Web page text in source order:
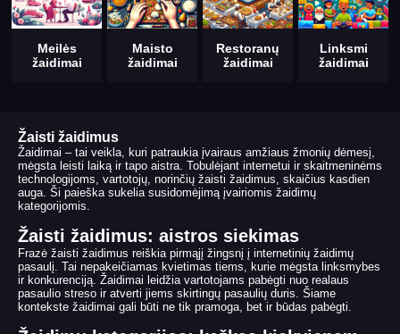
Meilės
žaidimai
Maisto
žaidimai
Restoranų
žaidimai
Linksmi
žaidimai
Žaisti žaidimus
Žaidimai – tai veikla, kuri patraukia įvairaus amžiaus žmonių dėmesį,
mėgsta leisti laiką ir tapo aistra. Tobulėjant internetui ir skaitmeninėms
technologijoms, vartotojų, norinčių žaisti žaidimus, skaičius kasdien
auga. Ši paieška sukelia susidomėjimą įvairiomis žaidimų
kategorijomis.
Žaisti žaidimus: aistros siekimas
Frazė žaisti žaidimus reiškia pirmąjį žingsnį į internetinių žaidimų
pasaulį. Tai nepakeičiamas kvietimas tiems, kurie mėgsta linksmybes
ir konkurenciją. Žaidimai leidžia vartotojams pabėgti nuo realaus
pasaulio streso ir atverti jiems skirtingų pasaulių duris. Šiame
kontekste žaidimai gali būti ne tik pramoga, bet ir būdas pabėgti.